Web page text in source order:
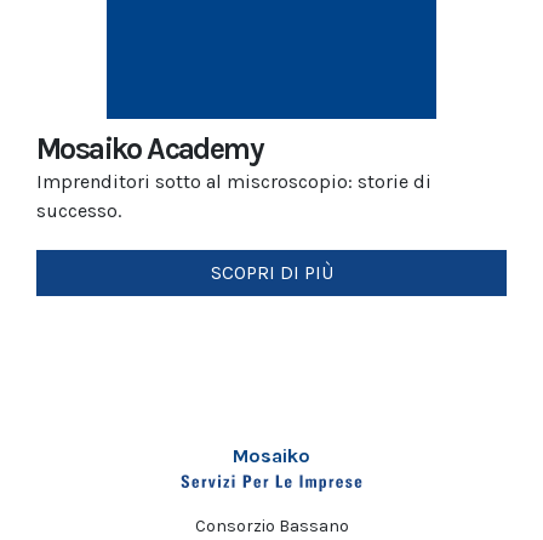
Mosaiko Academy
Imprenditori sotto al miscroscopio: storie di
successo.
SCOPRI DI PIÙ
Mosaiko
Consorzio Bassano